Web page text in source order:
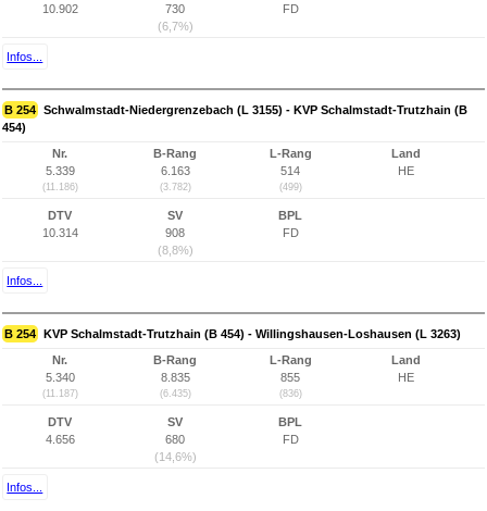
10.902
730
(6,7%)
FD
Infos...
B 254 Schwalmstadt-Niedergrenzebach (L 3155) - KVP Schalmstadt-Trutzhain (B
454)
Nr.
5.339
(11.186)
B-Rang
6.163
(3.782)
L-Rang
514
(499)
Land
HE
DTV
10.314
SV
908
(8,8%)
BPL
FD
Infos...
B 254 KVP Schalmstadt-Trutzhain (B 454) - Willingshausen-Loshausen (L 3263)
Nr.
5.340
(11.187)
B-Rang
8.835
(6.435)
L-Rang
855
(836)
Land
HE
DTV
4.656
SV
680
(14,6%)
BPL
FD
Infos...